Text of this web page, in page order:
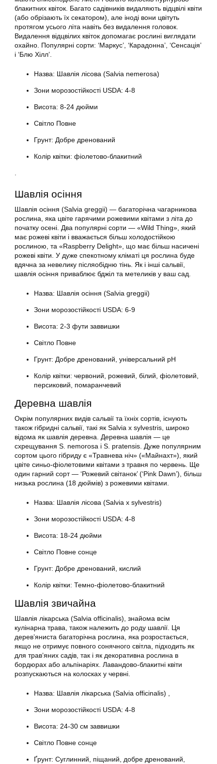
блакитних квіток. Багато садівників видаляють відцвілі квіти
(або обрізають їх секатором), але іноді вони цвітуть
протягом усього літа навіть без видалення головок.
Видалення відцвілих квіток допомагає рослині виглядати
охайно. Популярні сорти: ‘Маркус’, ‘Карадонна’, ‘Сенсація’
і ‘Блю Хілл’.
Назва: Шавлія лісова (Salvia nemerosa)
Зони морозостійкості USDA: 4-8
Висота: 8-24 дюйми
Світло Повне
Грунт: Добре дренований
Колір квітки: фіолетово-блакитний
.
Шавлія осіння
Шавлія осіння (Salvia greggii) — багаторічна чагарникова
рослина, яка цвіте гарячими рожевими квітами з літа до
початку осені. Два популярні сорти — «Wild Thing», який
має рожеві квіти і вважається більш холодостійкою
рослиною, та «Raspberry Delight», що має більш насичені
рожеві квіти. У дуже спекотному кліматі ця рослина буде
вдячна за невелику післяобідню тінь. Як і інші сальвії,
шавлія осіння приваблює бджіл та метеликів у ваш сад.
Назва: Шавлія осіння (Salvia greggii)
Зони морозостійкості USDA: 6-9
Висота: 2-3 фути заввишки
Світло Повне
Грунт: Добре дренований, універсальний рН
Колір квітки: червоний, рожевий, білий, фіолетовий,
персиковий, помаранчевий
Деревна шавлія
Окрім популярних видів сальвії та їхніх сортів, існують
також гібридні сальвії, такі як Salvia x sylvestris, широко
відома як шавлія деревна. Деревна шавлія — це
схрещування S. nemorosa і S. pratensis. Дуже популярним
сортом цього гібриду є «Травнева ніч» («Майнахт»), який
цвіте синьо-фіолетовими квітами з травня по червень. Ще
один гарний сорт — ‘Рожевий світанок’ (‘Pink Dawn’), більш
низька рослина (18 дюймів) з рожевими квітами.
Назва: Шавлія лісова (Salvia x sylvestris)
Зони морозостійкості USDA: 4-8
Висота: 18-24 дюйми
Світло Повне сонце
Грунт: Добре дренований, кислий
Колір квітки: Темно-фіолетово-блакитний
Шавлія звичайна
Шавлія лікарська (Salvia officinalis), знайома всім
кулінарна трава, також належить до роду шавлії. Ця
дерев’яниста багаторічна рослина, яка розростається,
якщо не отримує повного сонячного світла, підходить як
для трав’яних садів, так і як декоративна рослина в
бордюрах або альпінаріях. Лавандово-блакитні квіти
розпускаються на колосках у червні.
Назва: Шавлія лікарська (Salvia officinalis) ,
Зони морозостійкості USDA: 4-8
Висота: 24-30 см заввишки
Світло Повне сонце
Ґрунт: Суглинний, піщаний, добре дренований,